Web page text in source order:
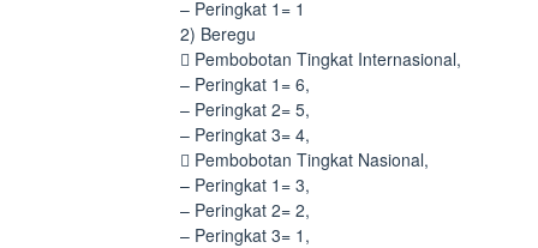
– Peringkat 1= 1
2) Beregu
 Pembobotan Tingkat Internasional,
– Peringkat 1= 6,
– Peringkat 2= 5,
– Peringkat 3= 4,
 Pembobotan Tingkat Nasional,
– Peringkat 1= 3,
– Peringkat 2= 2,
– Peringkat 3= 1,